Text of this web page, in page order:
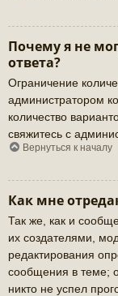
Почему я не
ответа?
Ограничение
администратором
количество
свяжитесь с
Вернуться к началу
Как мне
Так же, как и
их создателями,
редактирования
сообщения в теме;
никто не успел